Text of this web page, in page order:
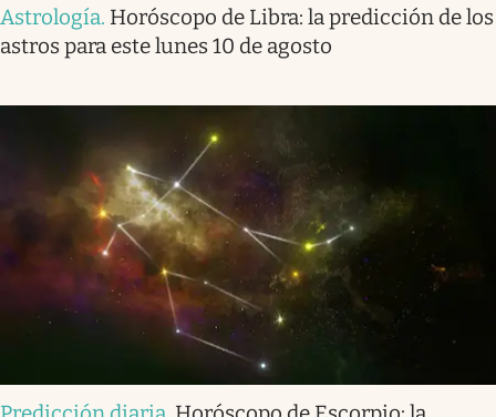
Astrología. Horóscopo de Libra: la predicción de los
astros para este lunes 10 de agosto